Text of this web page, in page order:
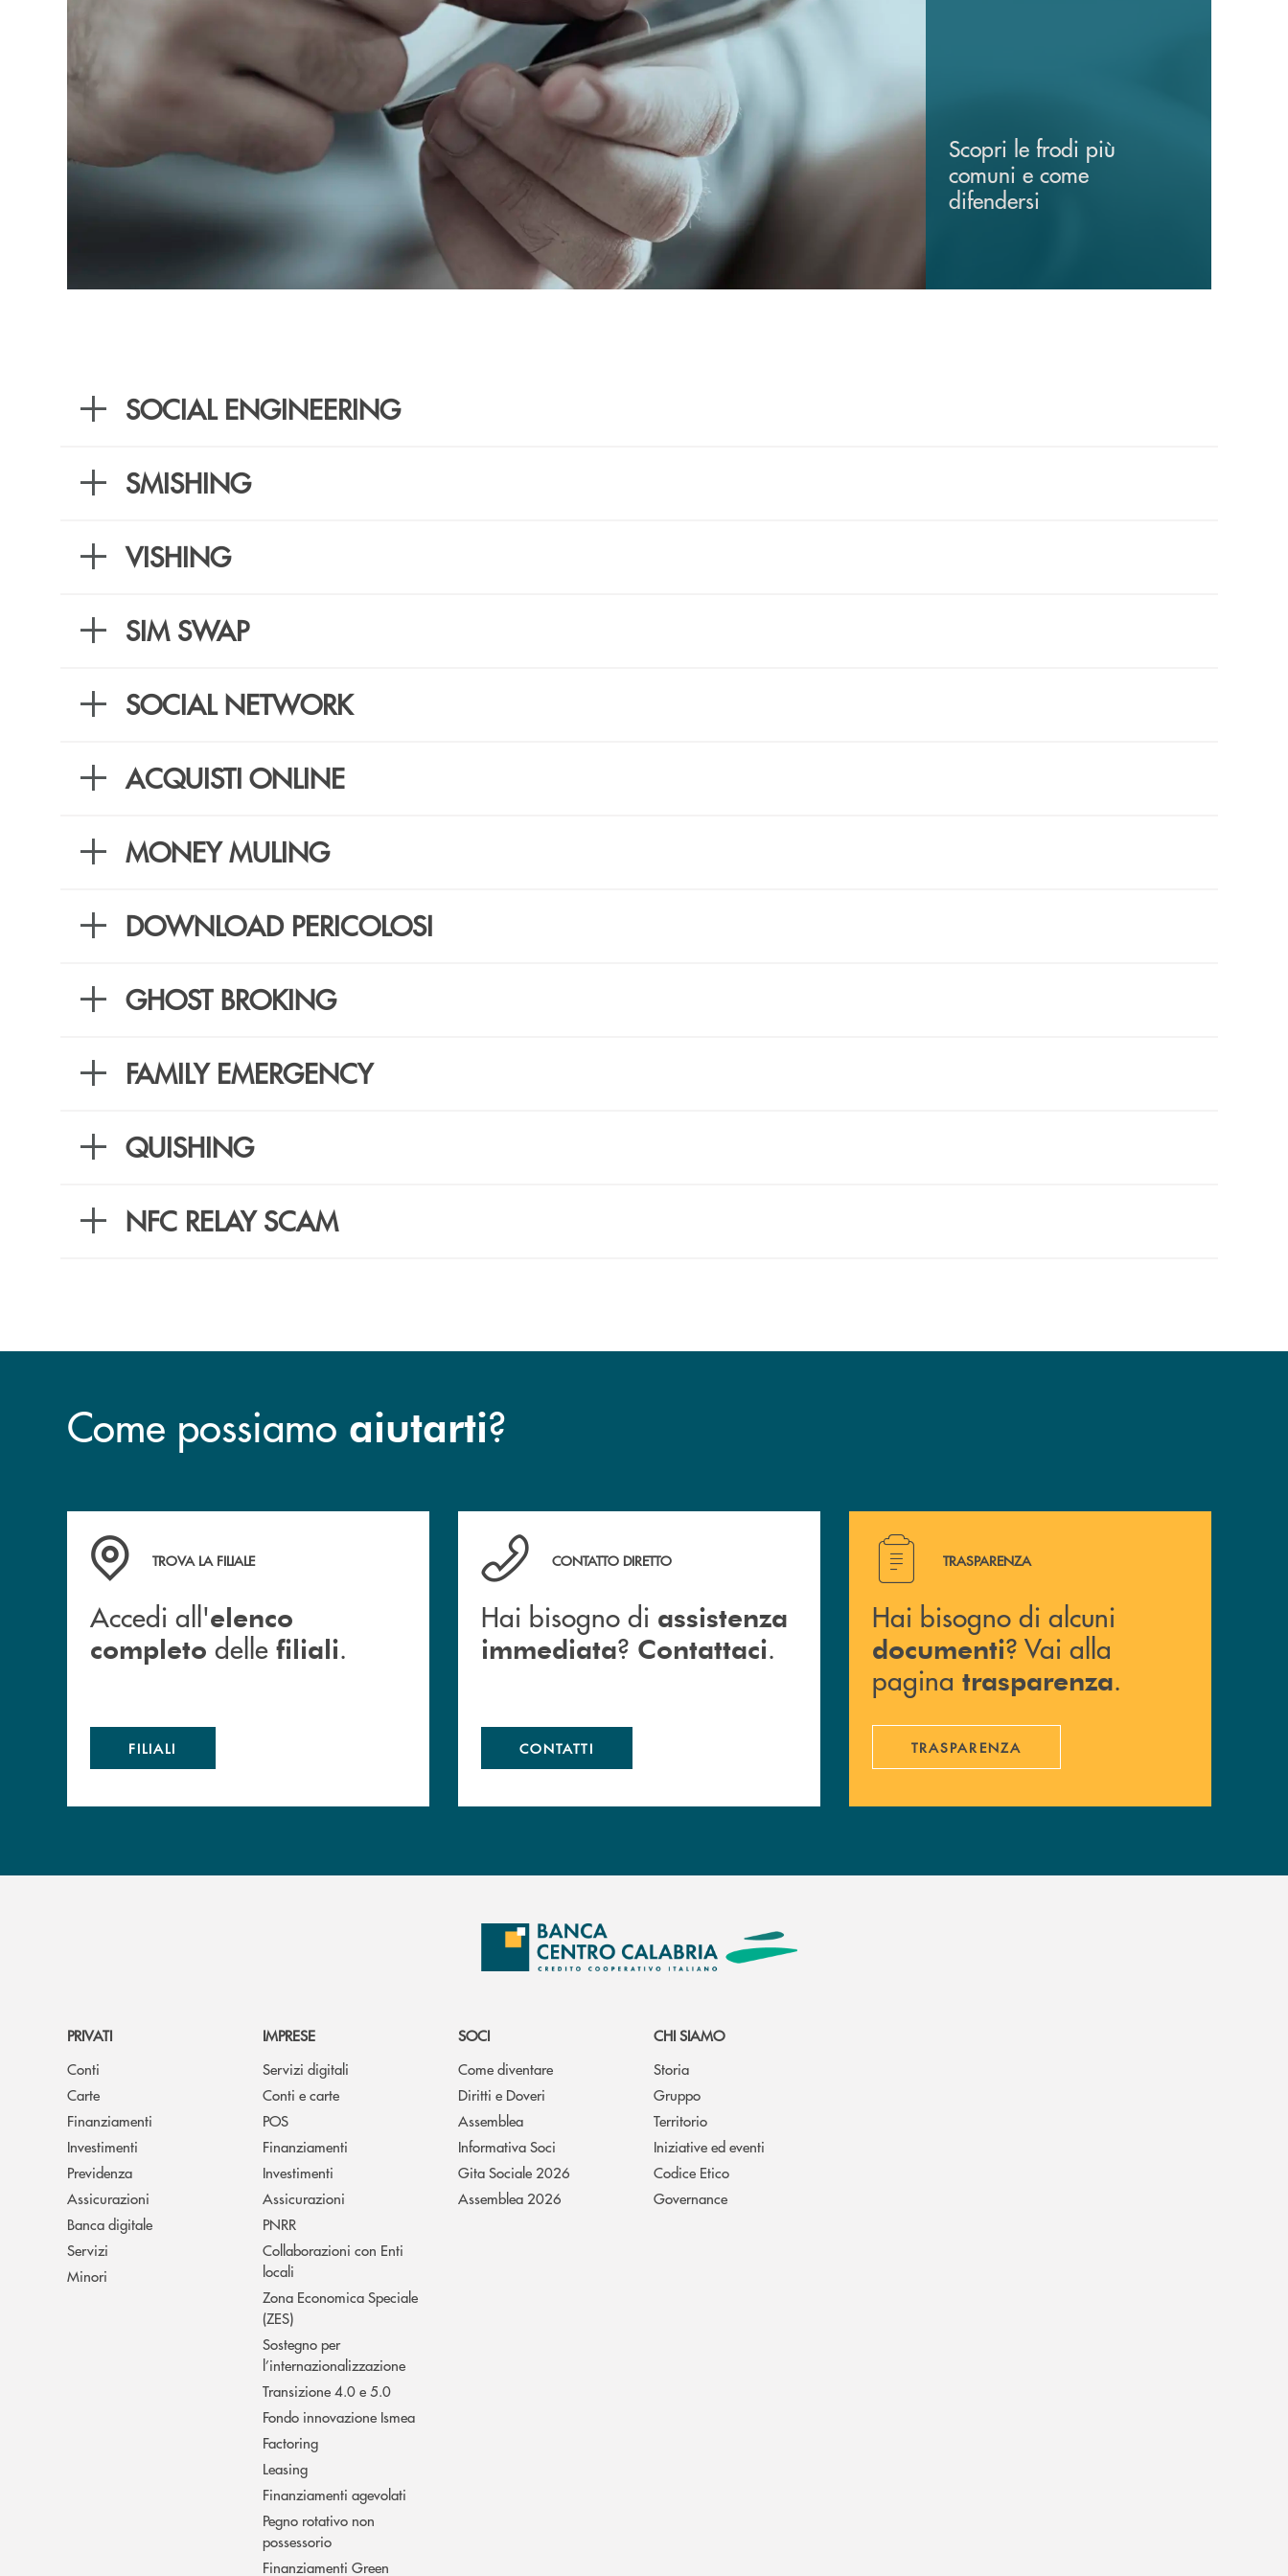
Scopri le frodi più
comuni e come
difendersi
SOCIAL ENGINEERING
SMISHING
VISHING
SIM SWAP
SOCIAL NETWORK
ACQUISTI ONLINE
MONEY MULING
DOWNLOAD PERICOLOSI
GHOST BROKING
FAMILY EMERGENCY
QUISHING
NFC RELAY SCAM
Come possiamo aiutarti?
Accedi all' elenco completo delle filiali .
TROVA LA FILIALE
Accedi all'elenco
completo delle filiali.
FILIALI
Hai bisogno di assistenza immediata ? Contattaci .
CONTATTO DIRETTO
Hai bisogno di assistenza
immediata? Contattaci.
CONTATTI
Hai bisogno di alcuni documenti ? Vai alla pagina
TRASPARENZA
Hai bisogno di alcuni
documenti? Vai alla
pagina trasparenza.
TRASPARENZA
PRIVATI
Conti
Carte
Finanziamenti
Investimenti
Previdenza
Assicurazioni
Banca digitale
Servizi
Minori
IMPRESE
Servizi digitali
Conti e carte
POS
Finanziamenti
Investimenti
Assicurazioni
PNRR
Collaborazioni con Enti
locali
Zona Economica Speciale
(ZES)
Sostegno per
l’internazionalizzazione
Transizione 4.0 e 5.0
Fondo innovazione Ismea
Factoring
Leasing
Finanziamenti agevolati
Pegno rotativo non
possessorio
Finanziamenti Green
SOCI
Come diventare
Diritti e Doveri
Assemblea
Informativa Soci
Gita Sociale 2026
Assemblea 2026
CHI SIAMO
Storia
Gruppo
Territorio
Iniziative ed eventi
Codice Etico
Governance